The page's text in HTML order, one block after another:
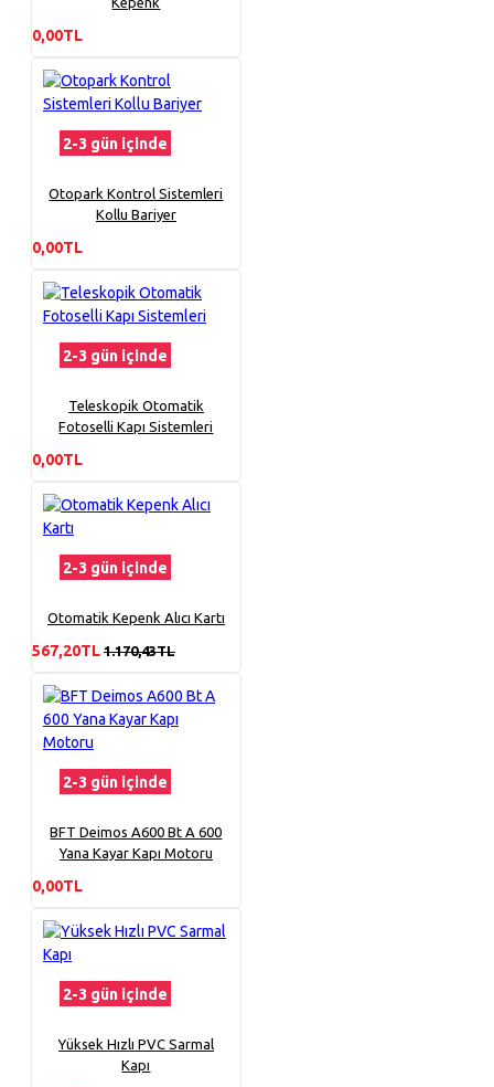
0,00TL
2-3 gün içinde
Otopark Kontrol Sistemleri
Kollu Bariyer
0,00TL
2-3 gün içinde
Teleskopik Otomatik
Fotoselli Kapı Sistemleri
0,00TL
2-3 gün içinde
Otomatik Kepenk Alıcı Kartı
567,20TL 1.170,43TL
2-3 gün içinde
BFT Deimos A600 Bt A 600
Yana Kayar Kapı Motoru
0,00TL
2-3 gün içinde
Yüksek Hızlı PVC Sarmal
Kapı